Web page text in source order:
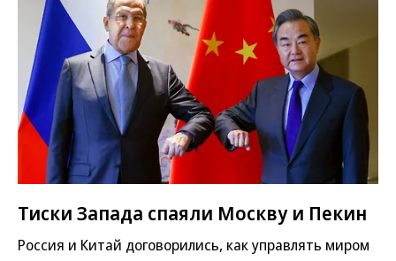
Тиски Запада спаяли Москву и Пекин
Россия и Китай договорились, как управлять миром